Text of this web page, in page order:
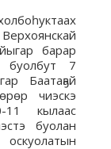
барар
буолбут 7
Баатаҕай
чиэскэ
кылаас
буолан